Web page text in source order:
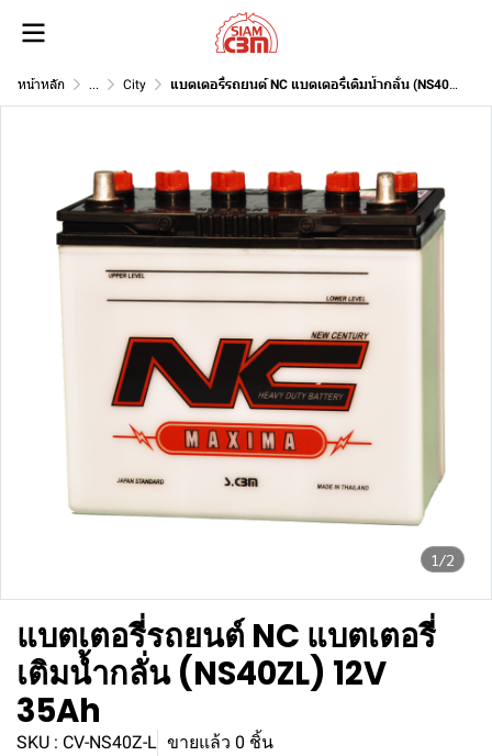
หน้าหลัก ... City แบตเตอรี่รถยนต์ NC แบตเตอรี่เติมน้ำกลั่น (NS40ZL) 12V 35Ah
1/2
แบตเตอรี่รถยนต์ NC แบตเตอรี่
เติมน้ำกลั่น (NS40ZL) 12V
35Ah
SKU : CV-NS40Z-L ขายแล้ว 0 ชิ้น